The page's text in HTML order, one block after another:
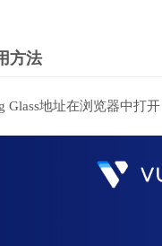
方法
地址在浏览器中打